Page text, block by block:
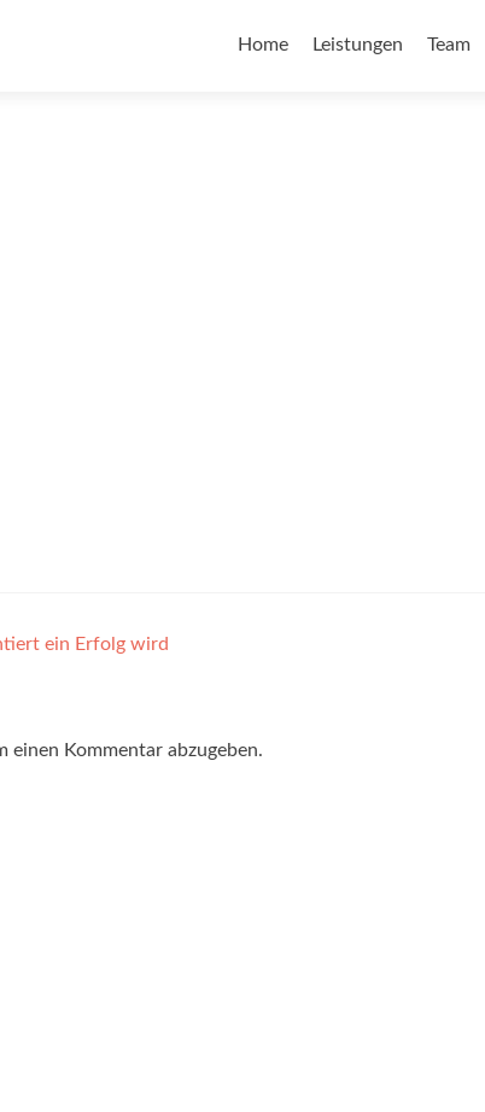
Home Leistungen Team
ein Erfolg wird
einen Kommentar abzugeben.